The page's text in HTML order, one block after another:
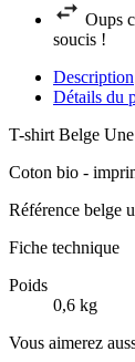
Oups
soucis !
Description
Détails du
T-shirt Belge
Coton bio -
Référence belge
Fiche technique
Poids
0,6 kg
Vous aimerez